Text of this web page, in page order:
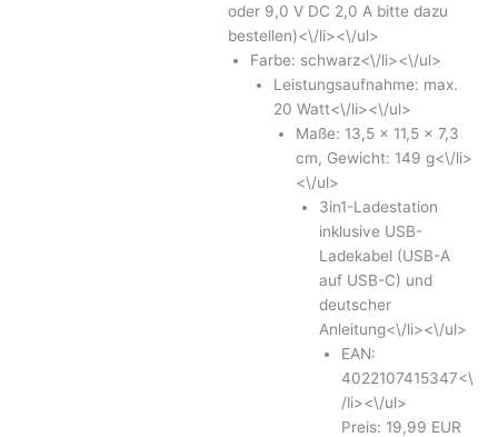
oder 9,0 V DC 2,0 A bitte dazu
bestellen)<\/li><\/ul>
Farbe: schwarz<\/li><\/ul>
Leistungsaufnahme: max.
20 Watt<\/li><\/ul>
Maße: 13,5 x 11,5 x 7,3
cm, Gewicht: 149 g<\/li>
<\/ul>
3in1-Ladestation
inklusive USB-
Ladekabel (USB-A
auf USB-C) und
deutscher
Anleitung<\/li><\/ul>
EAN:
4022107415347<\
/li><\/ul>
Preis: 19,99 EUR